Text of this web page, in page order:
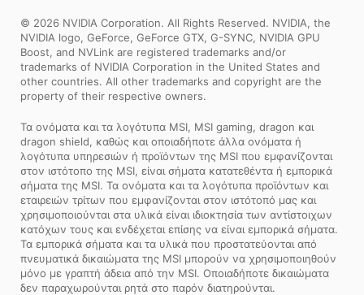
© 2026 NVIDIA Corporation. All Rights Reserved. NVIDIA, the
NVIDIA logo, GeForce, GeForce GTX, G-SYNC, NVIDIA GPU
Boost, and NVLink are registered trademarks and/or
trademarks of NVIDIA Corporation in the United States and
other countries. All other trademarks and copyright are the
property of their respective owners.
Τα ονόματα και τα λογότυπα MSI, MSI gaming, dragon και
dragon shield, καθώς και οποιαδήποτε άλλα ονόματα ή
λογότυπα υπηρεσιών ή προϊόντων της MSI που εμφανίζονται
στον ιστότοπο της MSI, είναι σήματα κατατεθέντα ή εμπορικά
σήματα της MSI. Τα ονόματα και τα λογότυπα προϊόντων και
εταιρειών τρίτων που εμφανίζονται στον ιστότοπό μας και
χρησιμοποιούνται στα υλικά είναι ιδιοκτησία των αντίστοιχων
κατόχων τους και ενδέχεται επίσης να είναι εμπορικά σήματα.
Τα εμπορικά σήματα και τα υλικά που προστατεύονται από
πνευματικά δικαιώματα της MSI μπορούν να χρησιμοποιηθούν
μόνο με γραπτή άδεια από την MSI. Οποιαδήποτε δικαιώματα
δεν παραχωρούνται ρητά στο παρόν διατηρούνται.